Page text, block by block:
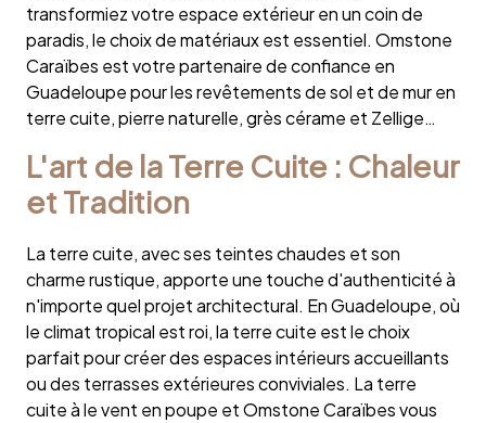
transformiez votre espace extérieur en un coin de
paradis, le choix de matériaux est essentiel. Omstone
Caraïbes est votre partenaire de confiance en
Guadeloupe pour les revêtements de sol et de mur en
terre cuite, pierre naturelle, grès cérame et Zellige…
L'art de la Terre Cuite : Chaleur
et Tradition
La terre cuite, avec ses teintes chaudes et son
charme rustique, apporte une touche d'authenticité à
n'importe quel projet architectural. En Guadeloupe, où
le climat tropical est roi, la terre cuite est le choix
parfait pour créer des espaces intérieurs accueillants
ou des terrasses extérieures conviviales. La terre
cuite à le vent en poupe et Omstone Caraïbes vous